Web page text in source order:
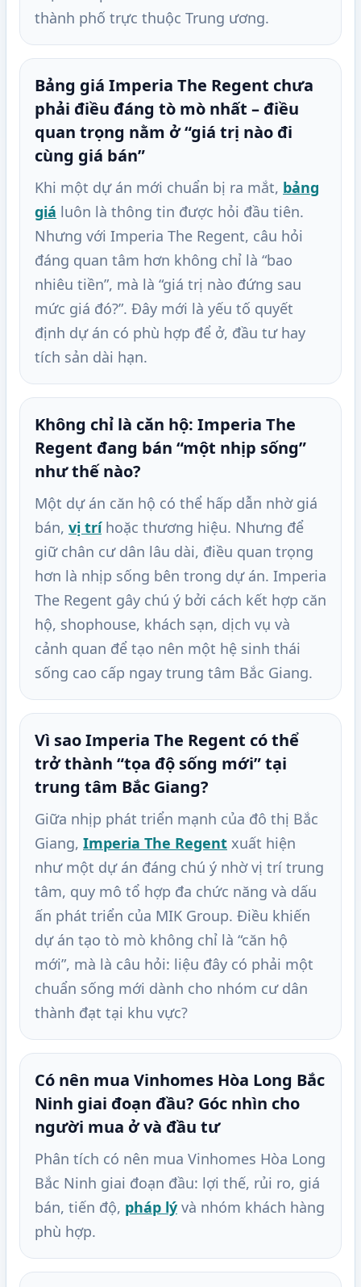
thành phố trực thuộc Trung ương.
Bảng giá Imperia The Regent chưa
phải điều đáng tò mò nhất – điều
quan trọng nằm ở “giá trị nào đi
cùng giá bán”
Khi một dự án mới chuẩn bị ra mắt, bảng
giá luôn là thông tin được hỏi đầu tiên.
Nhưng với Imperia The Regent, câu hỏi
đáng quan tâm hơn không chỉ là “bao
nhiêu tiền”, mà là “giá trị nào đứng sau
mức giá đó?”. Đây mới là yếu tố quyết
định dự án có phù hợp để ở, đầu tư hay
tích sản dài hạn.
Không chỉ là căn hộ: Imperia The
Regent đang bán “một nhịp sống”
như thế nào?
Một dự án căn hộ có thể hấp dẫn nhờ giá
bán, vị tríhoặc thương hiệu. Nhưng để
giữ chân cư dân lâu dài, điều quan trọng
hơn là nhịp sống bên trong dự án. Imperia
The Regent gây chú ý bởi cách kết hợp căn
hộ, shophouse, khách sạn, dịch vụ và
cảnh quan để tạo nên một hệ sinh thái
sống cao cấp ngay trung tâm Bắc Giang.
Vì sao Imperia The Regent có thể
trở thành “tọa độ sống mới” tại
trung tâm Bắc Giang?
Giữa nhịp phát triển mạnh của đô thị Bắc
Giang, Imperia The Regent xuất hiện
như một dự án đáng chú ý nhờ vị trí trung
tâm, quy mô tổ hợp đa chức năng và dấu
ấn phát triển của MIK Group. Điều khiến
dự án tạo tò mò không chỉ là “căn hộ
mới”, mà là câu hỏi: liệu đây có phải một
chuẩn sống mới dành cho nhóm cư dân
thành đạt tại khu vực?
Có nên mua Vinhomes Hòa Long Bắc
Ninh giai đoạn đầu? Góc nhìn cho
người mua ở và đầu tư
Phân tích có nên mua Vinhomes Hòa Long
Bắc Ninh giai đoạn đầu: lợi thế, rủi ro, giá
bán, tiến độ, pháp lý và nhóm khách hàng
phù hợp.